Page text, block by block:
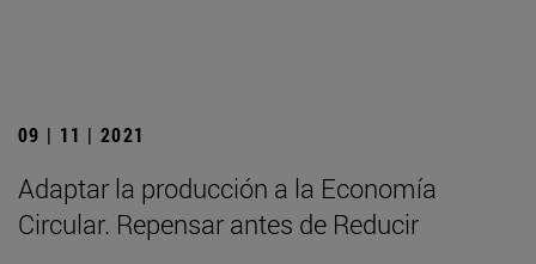
09 | 11 | 2021
Adaptar la producción a la Economía
Circular. Repensar antes de Reducir